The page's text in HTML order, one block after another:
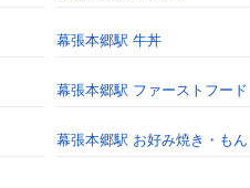
幕張本郷駅 牛丼
幕張本郷駅 ファーストフード
幕張本郷駅 お好み焼き・も